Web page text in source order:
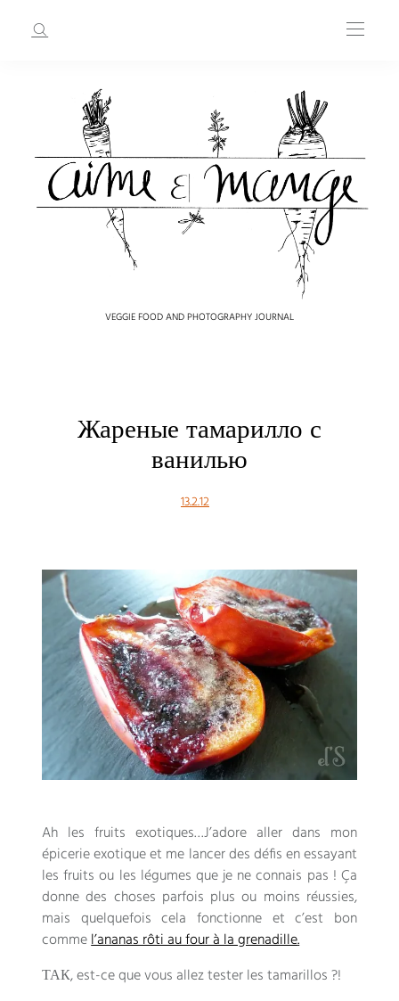
VEGGIE FOOD AND PHOTOGRAPHY JOURNAL
Жареные тамарилло с
ванилью
13.2.12
Ah les fruits exotiques…J’adore aller dans mon
épicerie exotique et me lancer des défis en essayant
les fruits ou les légumes que je ne connais pas ! Ça
donne des choses parfois plus ou moins réussies,
mais quelquefois cela fonctionne et c’est bon
commel’ananas rôti au four à la grenadille.
ТАК,est-ce que vous allez tester les tamarillos?!